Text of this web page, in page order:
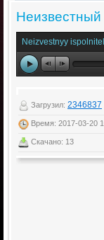
Неизвестный
Neizvestnyy
Загрузил: 2346837
Время: 2017-03-20
Скачано: 13